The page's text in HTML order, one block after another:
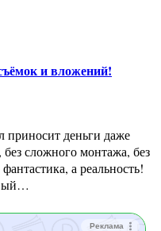
и вложений!
сложного монтажа, без
а реальность!
Реклама